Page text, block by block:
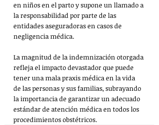
en niños en el parto y supone un llamado a
la responsabilidad por parte de las
entidades aseguradoras en casos de
negligencia médica.
La magnitud de la indemnización otorgada
refleja el impacto devastador que puede
tener una mala praxis médica en la vida
de las personas y sus familias, subrayando
la importancia de garantizar un adecuado
estándar de atención médica en todos los
procedimientos obstétricos.